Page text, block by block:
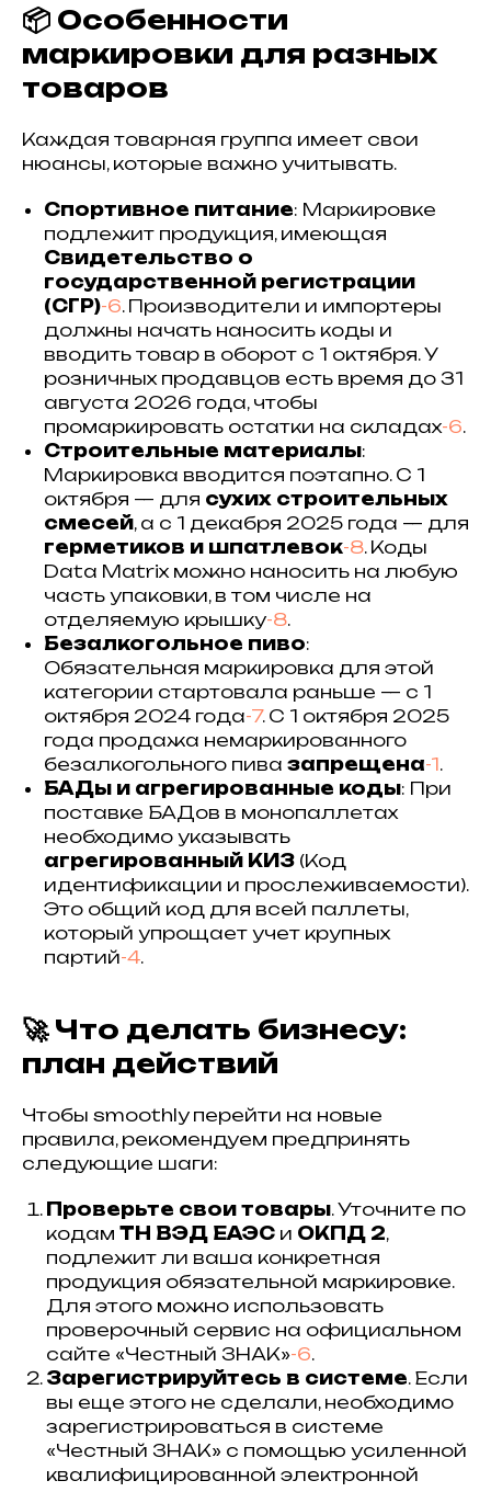
📦 Особенности
маркировки для разных
товаров
Каждая товарная группа имеет свои
нюансы, которые важно учитывать.
Спортивное питание: Маркировке
подлежит продукция, имеющая
Свидетельство о
государственной регистрации
(СГР)-6. Производители и импортеры
должны начать наносить коды и
вводить товар в оборот с 1 октября. У
розничных продавцов есть время до 31
августа 2026 года, чтобы
промаркировать остатки на складах-6.
Строительные материалы:
Маркировка вводится поэтапно. С 1
октября — для сухих строительных
смесей, а с 1 декабря 2025 года — для
герметиков и шпатлевок-8. Коды
Data Matrix можно наносить на любую
часть упаковки, в том числе на
отделяемую крышку-8.
Безалкогольное пиво:
Обязательная маркировка для этой
категории стартовала раньше — с 1
октября 2024 года-7. С 1 октября 2025
года продажа немаркированного
безалкогольного пива запрещена-1.
БАДы и агрегированные коды: При
поставке БАДов в монопаллетах
необходимо указывать
агрегированный КИЗ (Код
идентификации и прослеживаемости).
Это общий код для всей паллеты,
который упрощает учет крупных
партий-4.
🚀 Что делать бизнесу:
план действий
Чтобы smoothly перейти на новые
правила, рекомендуем предпринять
следующие шаги:
Проверьте свои товары. Уточните по
кодам ТН ВЭД ЕАЭС и ОКПД 2,
подлежит ли ваша конкретная
продукция обязательной маркировке.
Для этого можно использовать
проверочный сервис на официальном
сайте «Честный ЗНАК»-6.
Зарегистрируйтесь в системе. Если
вы еще этого не сделали, необходимо
зарегистрироваться в системе
«Честный ЗНАК» с помощью усиленной
квалифицированной электронной